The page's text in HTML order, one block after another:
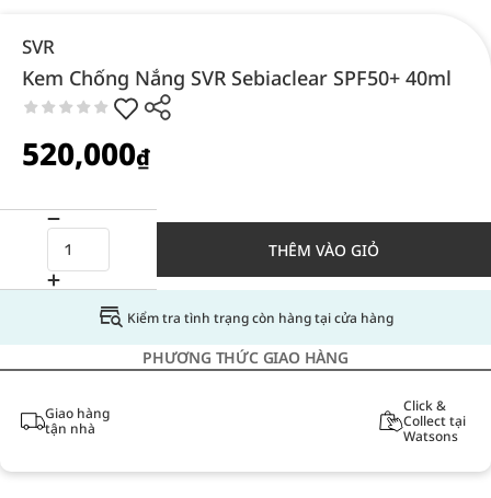
SVR
Kem Chống Nắng SVR Sebiaclear SPF50+ 40ml
520,000₫
THÊM VÀO GIỎ
Kiểm tra tình trạng còn hàng tại cửa hàng
PHƯƠNG THỨC GIAO HÀNG
Giao hàng
tận nhà
Click &
Collect tại
Watsons